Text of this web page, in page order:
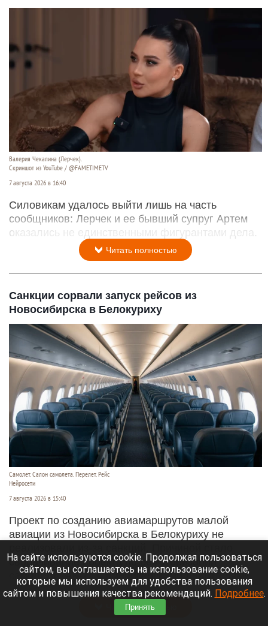
Валерия Чекалина (Лерчек).
Скриншот из YouTube / @FAMETIMETV
7 августа 2026 в 16:40
Силовикам удалось выйти лишь на часть
сообщников: Лерчек и ее бывший супруг Артем
оказались не единственными фигурантами дела.
Читать полностью
Санкции сорвали запуск рейсов из
Новосибирска в Белокуриху
Самолет. Салон самолета. Перелет. Рейс
Нейросети
7 августа 2026 в 15:40
Проект по созданию авиамаршрутов малой
авиации из Новосибирска в Белокуриху не
сворачивание проекта по ремоторизации
самолета «Ан-2» с американскими двигателями,
пишетРБК.
Читать полностью
На сайте используются cookie. Продолжая пользоваться
сайтом, вы соглашаетесь на использование cookie,
которые мы используем для удобства пользования
сайтом и повышения качества рекомендаций. Подробнее.
Принять